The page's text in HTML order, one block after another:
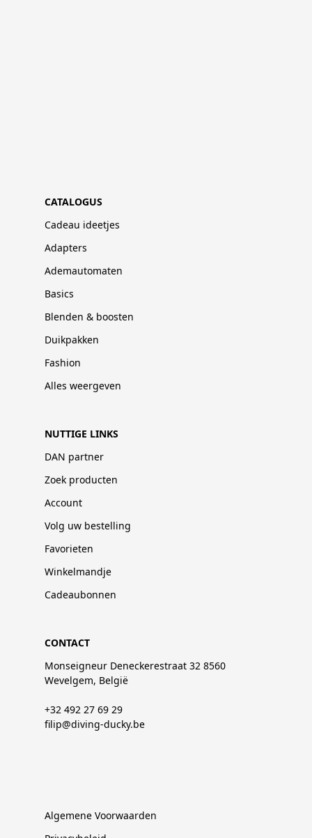
CATALOGUS
Cadeau ideetjes
Adapters
Ademautomaten
Basics
Blenden & boosten
Duikpakken
Fashion
Alles weergeven
NUTTIGE LINKS
DAN partner
Zoek producten
Account
Volg uw bestelling
Favorieten
Winkelmandje
Cadeaubonnen
CONTACT
Monseigneur Deneckerestraat 32 8560
Wevelgem, België
+32 492 27 69 29
filip@diving-ducky.be
Algemene Voorwaarden